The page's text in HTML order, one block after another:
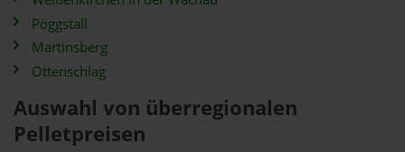
Pöggstall
Martinsberg
Ottenschlag
Auswahl von überregionalen
Pelletpreisen